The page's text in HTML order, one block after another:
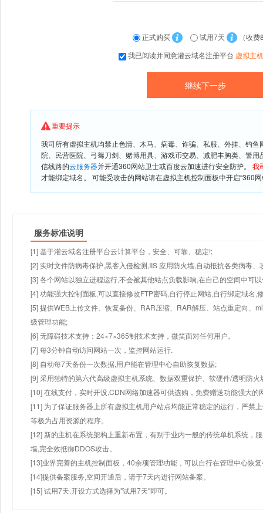
正式购买 试用7天
（收费
我已阅读并同意灌云域名注册平台 虚拟主
重要提示
我司所有虚拟主机均禁止色情、木马、病毒、诈骗、私服、外挂、钓
院、民营医院、弓驽刀剑、赌博用具、游戏币交易、减肥丰胸类、警
信线路的云服务器并开通360网站卫士或百度云加速进行安全防护。 我
才能绑定域名。 可能受攻击的网站请在虚拟主机控制面板中开启“360
服务标准说明
[1] 基于灌云域名注册平台云计算平台，安全、可靠、稳定!;
[2] 实时文件防病毒保护,黑客入侵检测,IIS 应用防火墙,自动抵抗各类病毒、
[3] 各个网站以独立进程运行,不会被其他站点负载影响,在自己的空间中可
[4] 功能强大控制面板,可以直接修改FTP密码,自行停止网站,自行绑定域名,
[5] 提供WEB上传文件、恢复备份、RAR压缩、RAR解压、站点重定向、
级管理功能;
[6] 无障碍技术支持：24×7×365制技术支持，微笑面对任何用户。
[7] 每3分钟自动访问网站一次，监控网站运行.
[8] 自动每7天备份一次数据,用户能在管理中心自助恢复数据;
[9] 采用独特的第六代高级虚拟主机系统、数据双重保护、软硬件/透明防火
[10] 在线支付，实时开设,CDN网络加速器可供选购，免费赠送功能强大
[11] 为了保证服务器上所有虚拟主机用户站点均能正常稳定的运行，严禁
等极为占用资源的程序。
[12] 新的主机在系统架构上重新布置，有别于业内一般的传统单机系统，
墙,完全效抵御DDOS攻击。
[13]业界完善的主机控制面板，40余项管理功能，可以自行在管理中心恢
[14]提供备案服务,空间开通后，请于7天内进行网站备案。
[15] 试用7天.开设方式选择为"试用7天"即可。